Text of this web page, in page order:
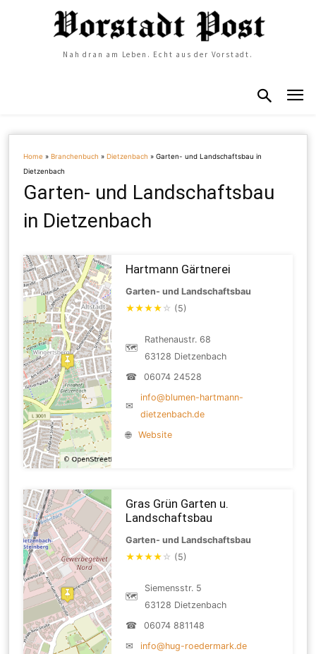
Nah dran am Leben. Echt aus der Vorstadt.
Home »Branchenbuch »Dietzenbach »Garten- und Landschaftsbau in
Dietzenbach
Garten- und Landschaftsbau
in Dietzenbach
Hartmann Gärtnerei
Garten- und Landschaftsbau
★★★★ ☆ (5)
🗺
Rathenaustr. 68
63128 Dietzenbach
☎
06074 24528
✉
info@blumen-hartmann-
dietzenbach.de
🌐
Website
Gras Grün Garten u.
Landschaftsbau
Garten- und Landschaftsbau
★★★★ ☆ (5)
🗺
Siemensstr. 5
63128 Dietzenbach
☎
06074 881148
✉
info@hug-roedermark.de